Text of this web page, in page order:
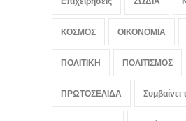
ΚΟΣΜΟΣ ΟΙΚΟΝΟΜΙΑ
ΠΟΛΙΤΙΚΗ ΠΟΛΙΤΙΣΜΟΣ
ΠΡΩΤΟΣΕΛΙΔΑ Συμβαίνει